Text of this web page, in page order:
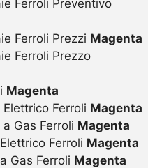
Ferroli Preventivo
Ferroli Prezzi Magenta
Ferroli Prezzo
Magenta
Ferroli Magenta
Gas Ferroli Magenta
Ferroli Magenta
Gas Ferroli Magenta